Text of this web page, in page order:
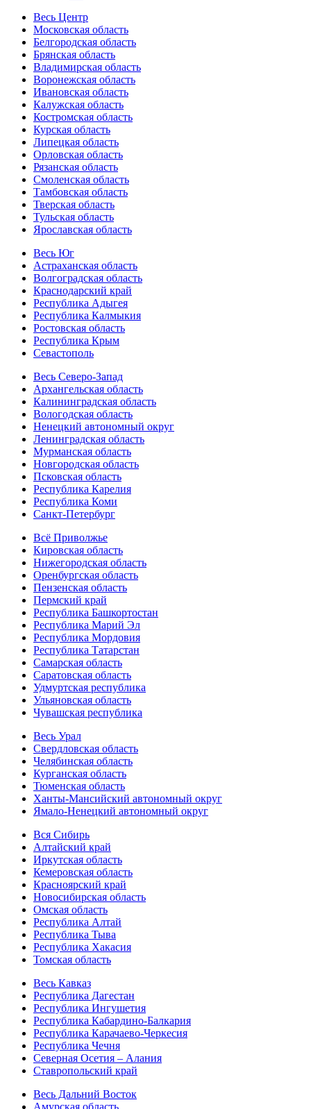
Весь Центр
Московская область
Белгородская область
Брянская область
Владимирская область
Воронежская область
Ивановская область
Калужская область
Костромская область
Курская область
Липецкая область
Орловская область
Рязанская область
Смоленская область
Тамбовская область
Тверская область
Тульская область
Ярославская область
Весь Юг
Астраханская область
Волгоградская область
Краснодарский край
Республика Адыгея
Республика Калмыкия
Ростовская область
Республика Крым
Севастополь
Весь Северо-Запад
Архангельская область
Калининградская область
Вологодская область
Ненецкий автономный округ
Ленинградская область
Мурманская область
Новгородская область
Псковская область
Республика Карелия
Республика Коми
Санкт-Петербург
Всё Приволжье
Кировская область
Нижегородская область
Оренбургская область
Пензенская область
Пермский край
Республика Башкортостан
Республика Марий Эл
Республика Мордовия
Республика Татарстан
Самарская область
Саратовская область
Удмуртская республика
Ульяновская область
Чувашская республика
Весь Урал
Свердловская область
Челябинская область
Курганская область
Тюменская область
Ханты-Мансийский автономный округ
Ямало-Ненецкий автономный округ
Вся Сибирь
Алтайский край
Иркутская область
Кемеровская область
Красноярский край
Новосибирская область
Омская область
Республика Алтай
Республика Тыва
Республика Хакасия
Томская область
Весь Кавказ
Республика Дагестан
Республика Ингушетия
Республика Кабардино-Балкария
Республика Карачаево-Черкесия
Республика Чечня
Северная Осетия – Алания
Ставропольский край
Весь Дальний Восток
Амурская область